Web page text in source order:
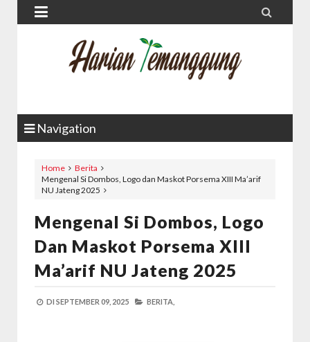
 
Navigation
Home
Berita
Mengenal Si Dombos, Logo dan Maskot Porsema XIII Ma’arif
NU Jateng 2025
Mengenal Si Dombos, Logo
Dan Maskot Porsema XIII
Ma’arif NU Jateng 2025
DI SEPTEMBER 09, 2025 BERITA,